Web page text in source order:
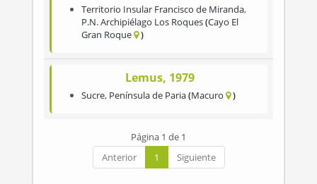
Territorio Insular Francisco de Miranda,
P.N. Archipiélago Los Roques Cayo El
Gran Roque
Lemus, 1979
Sucre, Península de Paria Macuro
Página 1 de 1
Anterior
1 Siguiente